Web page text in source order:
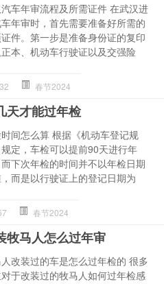
车年审流程及所需证件 在武汉进
年审时，首先需要准备好所需的
件。第一步是准备身份证的复印
本、机动车行驶证以及交强险
春节2024
天才能过年检
间怎么算 根据《机动车登记规
定，车检可以提前90天进行年
下次年检的时间并不以年检日期
而是以行驶证上的登记日期为
春节2024
牧马人怎么过年审
改装过的车是怎么过年检的 很多
于改装过的牧马人如何过年检感